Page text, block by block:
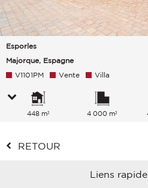
Esporles
Majorque, Espagne
V1101PM Vente Villa
448 m² 4 000 m²
RETOUR
Liens